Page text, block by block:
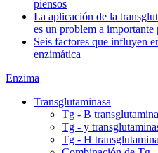
piensos
La aplicación de la
es un problem a importante
Seis factores que influyen
enzimática
Enzima
Transglutaminasa
Tg - B
Tg - y
Tg - H